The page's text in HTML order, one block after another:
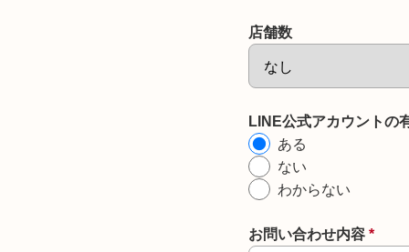
店舗数
LINE公式アカウントの
ある
ない
わからない
お問い合わせ内容 *